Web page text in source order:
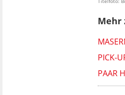
Mehr
PICK-
PAAR